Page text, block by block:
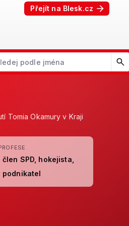
Přejít na Blesk.cz
Y Zpsát jméno. Šipkami dolů a
Tomia Okamury v Kraji
člen SPD, hokejista,
podnikatel